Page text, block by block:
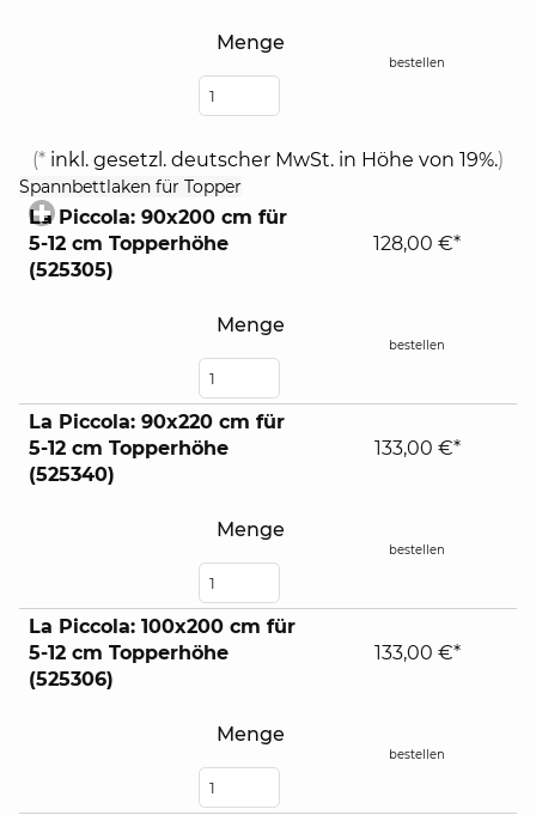
Menge
bestellen
(* inkl. gesetzl. deutscher MwSt. in Höhe von 19%.)
Spannbettlaken für Topper
expand
La Piccola: 90x200 cm für
5-12 cm Topperhöhe
(525305)
Menge
128,00 €*
bestellen
La Piccola: 90x220 cm für
5-12 cm Topperhöhe
(525340)
Menge
133,00 €*
bestellen
La Piccola: 100x200 cm für
5-12 cm Topperhöhe
(525306)
Menge
133,00 €*
bestellen